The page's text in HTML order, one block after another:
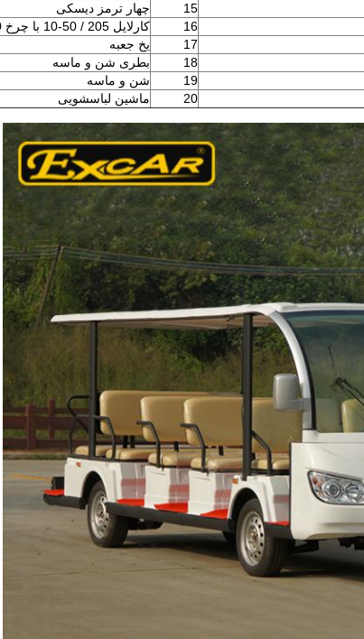
15
چهار ترمز دیسکی
16
کارلایل 205 / 50-10 با چرخ 10 اینچی
17
یخ جعبه
18
بطری شن و ماسه
19
شن و ماسه
20
ماشین لباسشویی